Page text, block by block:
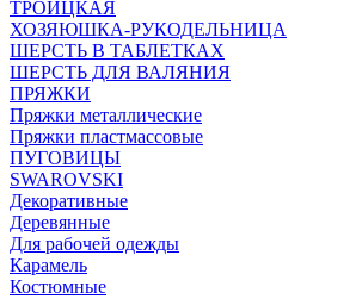
ТРОИЦКАЯ
ХОЗЯЮШКА-РУКОДЕЛЬНИЦА
ШЕРСТЬ В ТАБЛЕТКАХ
ШЕРСТЬ ДЛЯ ВАЛЯНИЯ
ПРЯЖКИ
Пряжки металлические
Пряжки пластмассовые
ПУГОВИЦЫ
SWAROVSKI
Декоративные
Деревянные
Для рабочей одежды
Карамель
Костюмные